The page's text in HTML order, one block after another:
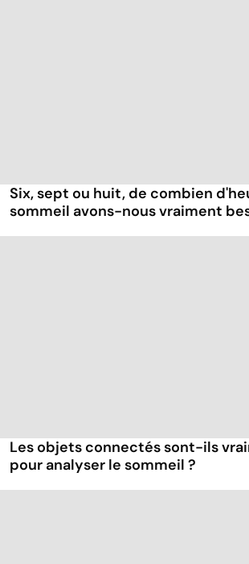
Six, sept ou huit, de combien
sommeil avons-nous vraiment
Les objets connectés sont-ils
pour analyser le sommeil ?